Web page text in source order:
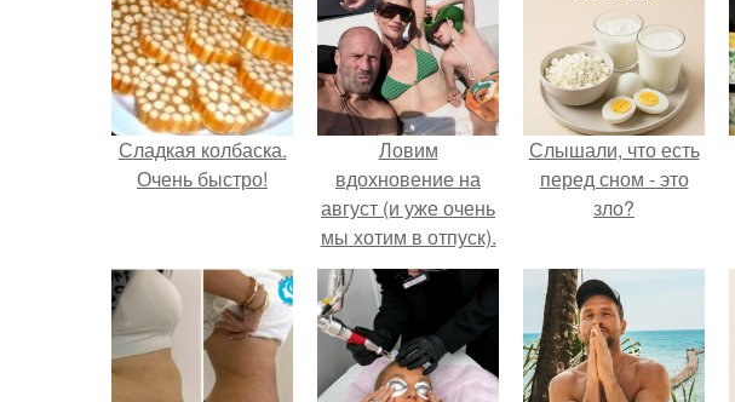
Сладкая колбаска.
Очень быстро!
Ловим
вдохновение на
август (и уже очень
мы хотим в отпуск).
Слышали, что есть
перед сном - это
зло?